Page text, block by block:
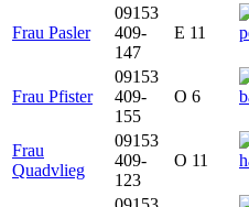
Frau Pasler
09153
409-
147
E 11
Frau Pfister
09153
409-
155
O 6
Frau
Quadvlieg
09153
409-
123
O 11